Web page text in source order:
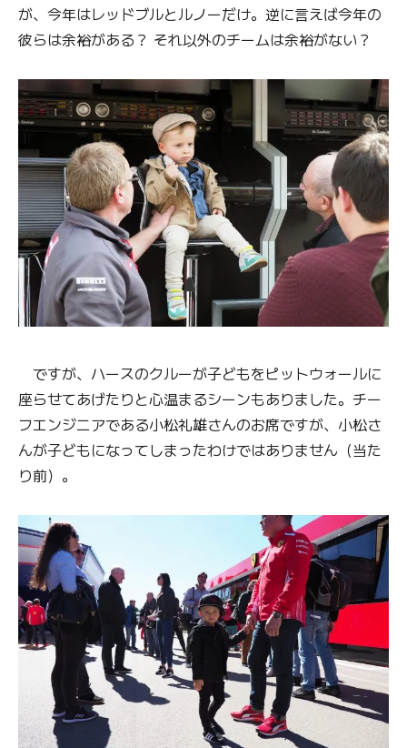
が、今年はレッドブルとルノーだけ。逆に言えば今年の
彼らは余裕がある？ それ以外のチームは余裕がない？
ですが、ハースのクルーが子どもをピットウォールに
座らせてあげたりと心温まるシーンもありました。チー
フエンジニアである小松礼雄さんのお席ですが、小松さ
んが子どもになってしまったわけではありません（当た
り前）。